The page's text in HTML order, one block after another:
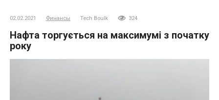
02.02.2021 Финансы Tech Boulk 324
Нафта торгується на максимумі з початку
року